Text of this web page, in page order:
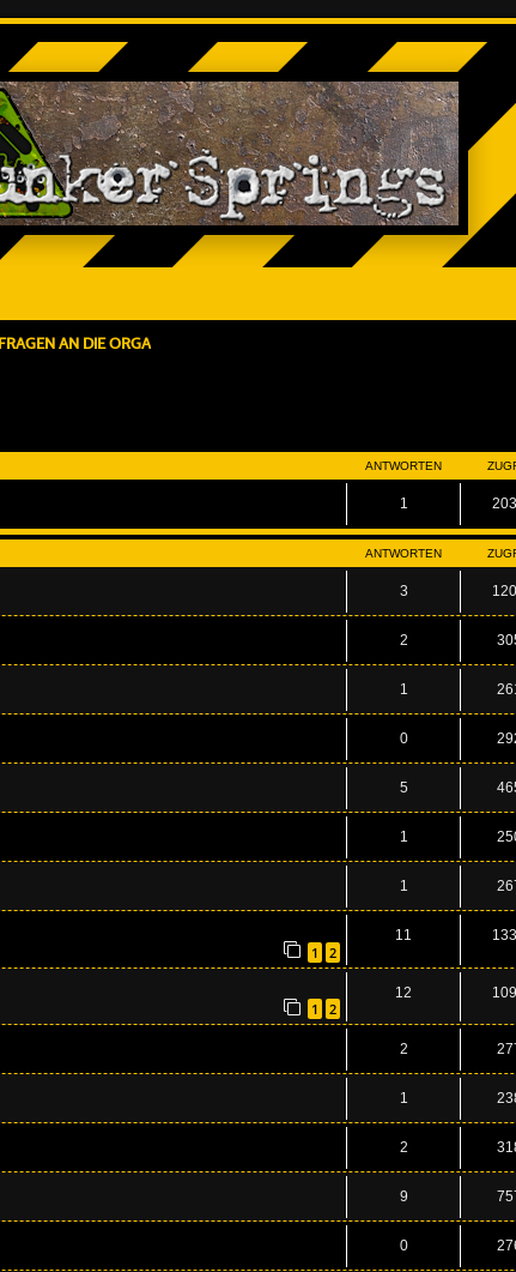
FRAGEN AN DIE ORGA
ANTWORTEN
1
ANTWORTEN
3
2
1
0
5
1
1
1 2
11
1 2
12
2
1
2
9
0